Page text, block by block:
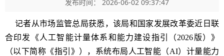
发布时间： 2026-06-02 09:37:47
记者从市场监管总局获悉，该局和国家发展改革委近日联
合印发《人工智能计量体系和能力建设指引（2026版）》
（以下简称《指引》），系统布局人工智能（AI）计量能力